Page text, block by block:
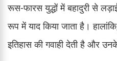
रूस-फारस युद्धों में बहादुरी से
रूप में याद किया जाता है।
इतिहास की गवाही देती है और उनके